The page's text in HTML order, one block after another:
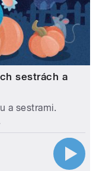
sestrách a
a sestrami.